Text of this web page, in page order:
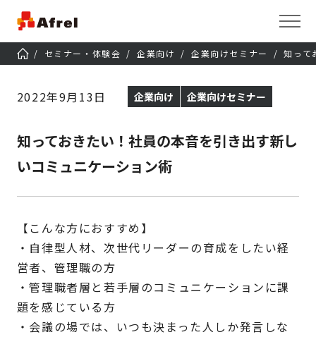
セミナー・体験会 企業向け 企業向けセミナー 知って
2022年9月13日 企業向け 企業向けセミナー
知っておきたい！社員の本音を引き出す新し
いコミュニケーション術
【こんな方におすすめ】
・自律型人材、次世代リーダーの育成をしたい経
営者、管理職の方
・管理職者層と若手層のコミュニケーションに課
題を感じている方
・会議の場では、いつも決まった人しか発言しな